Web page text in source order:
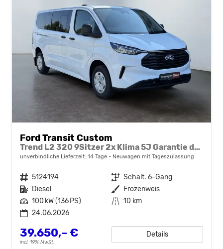
Ford Transit Custom
Trend L2 320 9Sitzer 2x Klima 5J Garantie dunkle Scheiben Sync4 Sitzheizung
unverbindliche Lieferzeit: 14 Tage Neuwagen mit Tageszulassung
Fahrzeugnr. 5124194 Getriebe Schalt. 6-Gang
Kraftstoff Diesel Außenfarbe Frozenweis
Leistung 100 kW (136 PS) Kilometerstand 10 km
24.06.2026
39.650,– €
incl. 19% MwSt.
Details